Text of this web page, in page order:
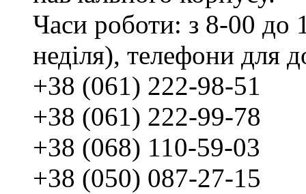
Часи роботи: з 8-00 до
неділя), телефони для
+38 (061) 222-98-51
+38 (061) 222-99-78
+38 (068) 110-59-03
+38 (050) 087-27-15